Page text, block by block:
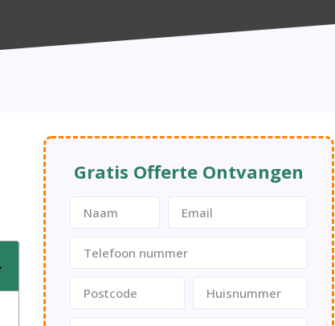
Gratis Offerte Ontvangen